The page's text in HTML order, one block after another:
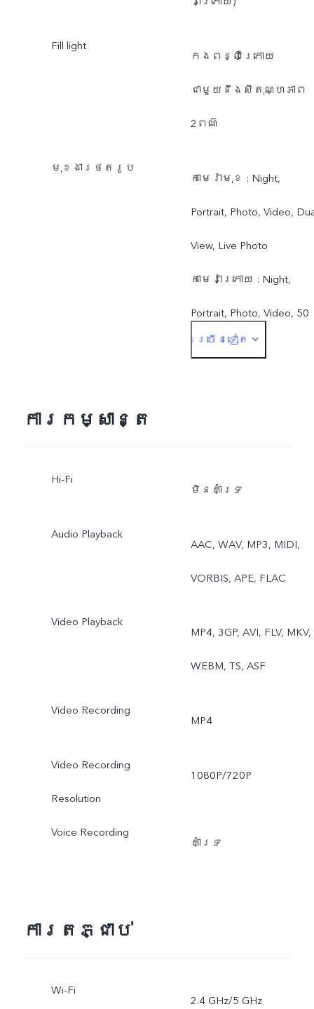
Fill light
កងពន្លឺក្រោយ
ជាមួយនឹងសីតុណ្ហភាព
2ពណ៌
មុខងារថតរូប
កាមេរ៉ាមុខ : Night,
Portrait, Photo, Video,
View, Live Photo
កាមេរ៉ាក្រោយ : Night,
Portrait, Photo, Video, 50
MP, Pano, Documents,
ច្រើនទៀត
ការកម្សាន្ត
Hi-Fi
មិនគាំទ្រ
Audio Playback
AAC, WAV, MP3, MIDI,
VORBIS, APE, FLAC
Video Playback
MP4, 3GP, AVI, FLV, MKV,
WEBM, TS, ASF
Video Recording
MP4
Video Recording
Resolution
1080P/720P
Voice Recording
គាំទ្រ
ការតភ្ជាប់
Wi-Fi
2.4 GHz/5 GHz